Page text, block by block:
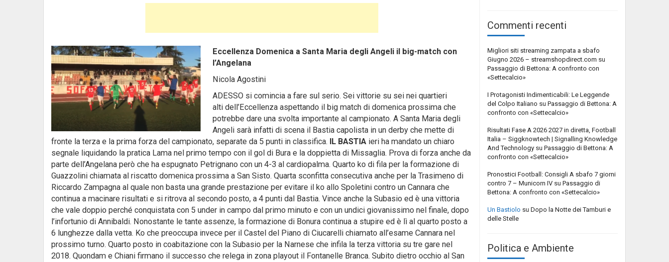
Eccellenza Domenica a Santa Maria degli Angeli il big-match con
l’Angelana
Nicola Agostini
ADESSO si comincia a fare sul serio. Sei vittorie su sei nei quartieri
alti dell’Eccellenza aspettando il big match di domenica prossima che
potrebbe dare una svolta importante al campionato. A Santa Maria degli
Angeli sarà infatti di scena il Bastia capolista in un derby che mette di
fronte la terza e la prima forza del campionato, separate da 5 punti in classifica. IL BASTIA ieri ha mandato un chiaro
segnale liquidando la pratica Lama nel primo tempo con il gol di Bura e la doppietta di Missaglia. Prova di forza anche da
parte dell’Angelana però che ha espugnato Petrignano con un 4-3 al cardiopalma. Quarto ko di fila per la formazione di
Guazzolini chiamata al riscatto domenica prossima a San Sisto. Quarta sconfitta consecutiva anche per la Trasimeno di
Riccardo Zampagna al quale non basta una grande prestazione per evitare il ko allo Spoletini contro un Cannara che
continua a macinare risultati e si ritrova al secondo posto, a 4 punti dal Bastia. Vince anche la Subasio ed è una vittoria
che vale doppio perché conquistata con 5 under in campo dal primo minuto e con un undici giovanissimo nel finale, dopo
l’infortunio di Annibaldi. Nonostante le tante assenze, la formazione di Bonura continua a stupire ed è lì al quarto posto a
6 lunghezze dalla vetta. Ko che preoccupa invece per il Castel del Piano di Ciucarelli chiamato all’esame Cannara nel
prossimo turno. Quarto posto in coabitazione con la Subasio per la Narnese che infila la terza vittoria su tre gare nel
2018. Quondam e Chiani firmano il successo che relega in zona playout il Fontanelle Branca. Subito dietro occhio al San
Commenti recenti
Migliori siti streaming zampata a sbafo
Giugno 2026 – streamshopdirect.com su
Passaggio di Bettona: A confronto con
«Settecalcio»
I Protagonisti Indimenticabili: Le Leggende
del Colpo Italiano su Passaggio di Bettona: A
confronto con «Settecalcio»
Risultati Fase A 2026 2027 in diretta, Football
Italia – Siggknowtech | Signalling Knowledge
And Technology su Passaggio di Bettona: A
confronto con «Settecalcio»
Pronostici Football: Consigli A sbafo 7 giorni
contro 7 – Municorn IV su Passaggio di
Bettona: A confronto con «Settecalcio»
Un Bastiolo su Dopo la Notte dei Tamburi e
delle Stelle
Politica e Ambiente